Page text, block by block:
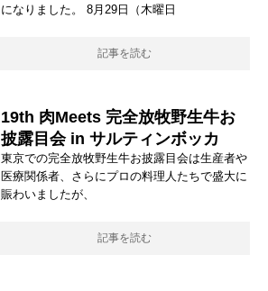
になりました。 8月29日（木曜日
記事を読む
19th 肉Meets 完全放牧野生牛お
披露目会 in サルティンボッカ
東京での完全放牧野生牛お披露目会は生産者や
医療関係者、さらにプロの料理人たちで盛大に
賑わいましたが、
記事を読む